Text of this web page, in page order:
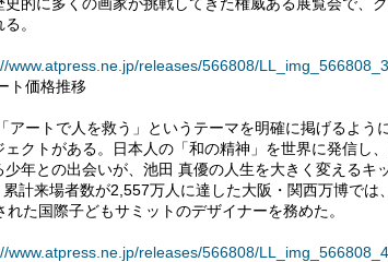
史的に多くの画家が挑戦してきた権威ある展覧会で、
。
www.atpress.ne.jp/releases/566808/
ト価格推移
アートで人を救う」というテーマを明確に掲げるよう
ェクトがある。日本人の「和の精神」を世界に発信し
少年との出会いが、池田 真優の人生を大きく変えるキ
計来場者数が2,557万人に達した大阪・関西万博では
れた国際子どもサミットのデザイナーを務めた。
www.atpress.ne.jp/releases/566808/